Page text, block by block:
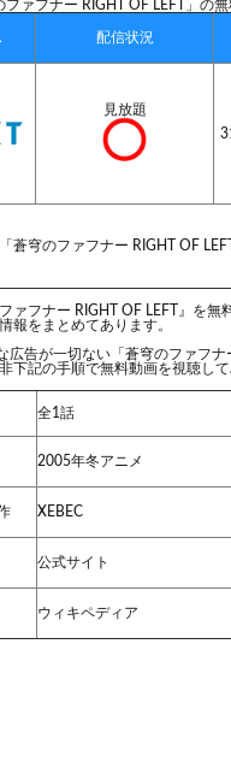
ファフナー RIGHT OF LEFT」の
配信状況
見放題
蒼穹のファフナー RIGHT OF
ァフナー RIGHT OF LEFT』を無
報をまとめてあります。
広告が一切ない「蒼穹のファフナ
下記の手順で無料動画を視聴して
全1話
2005年冬アニメ
XEBEC
公式サイト
ウィキペディア